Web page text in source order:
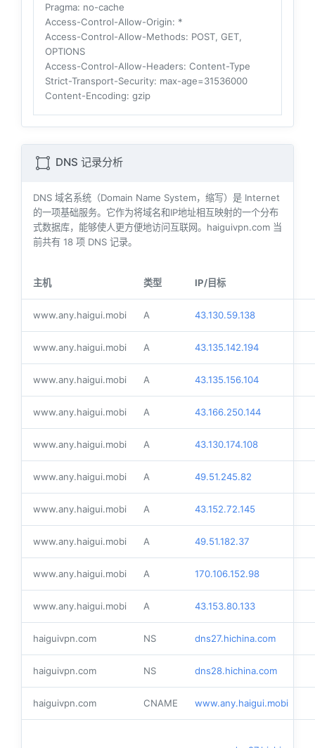
Pragma: no-cache
Access-Control-Allow-Origin: *
Access-Control-Allow-Methods: POST, GET,
OPTIONS
Access-Control-Allow-Headers: Content-Type
Strict-Transport-Security: max-age=31536000
Content-Encoding: gzip
DNS 记录分析
DNS 域名系统（Domain Name System，缩写）是 Internet
的一项基础服务。它作为将域名和IP地址相互映射的一个分布
式数据库，能够使人更方便地访问互联网。haiguivpn.com 当
前共有 18 项 DNS 记录。
主机 类型 IP/目标
www.any.haigui.mobi A 43.130.59.138
www.any.haigui.mobi A 43.135.142.194
www.any.haigui.mobi A 43.135.156.104
www.any.haigui.mobi A 43.166.250.144
www.any.haigui.mobi A 43.130.174.108
www.any.haigui.mobi A 49.51.245.82
www.any.haigui.mobi A 43.152.72.145
www.any.haigui.mobi A 49.51.182.37
www.any.haigui.mobi A 170.106.152.98
www.any.haigui.mobi A 43.153.80.133
haiguivpn.com NS dns27.hichina.com
haiguivpn.com NS dns28.hichina.com
haiguivpn.com CNAME www.any.haigui.mobi